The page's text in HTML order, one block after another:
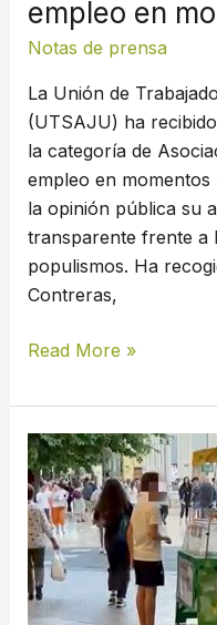
empleo en
Notas de prensa
La Unión de
(UTSAJU) ha
la categoría de
empleo en
la opinión pública su
transparente frente a
populismos. Ha
Contreras,
momentos
difíciles
Read More »
UTSAJU
denuncia
que
el
Ayuntamiento
de
Valencia